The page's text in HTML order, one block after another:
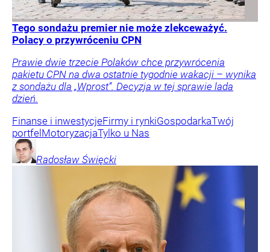
Tego sondażu premier nie może zlekceważyć.
Polacy o przywróceniu CPN
Prawie dwie trzecie Polaków chce przywrócenia
pakietu CPN na dwa ostatnie tygodnie wakacji – wynika
z sondażu dla „Wprost”. Decyzja w tej sprawie lada
dzień.
Finanse i inwestycjeFirmy i rynkiGospodarkaTwój
portfel MotoryzacjaTylko u Nas
Radosław Święcki